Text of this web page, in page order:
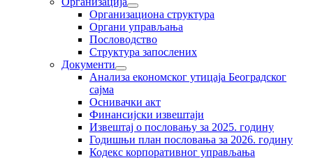
Организациона структура
Органи управљања
Пословодство
Структура запослених
Документи
Анализа економског утицаја Београдског
сајма
Оснивачки акт
Финансијски извештаји
Извештај о пословању за 2025. годину
Годишњи план пословања за 2026. годину
Кодекс корпоративног управљања